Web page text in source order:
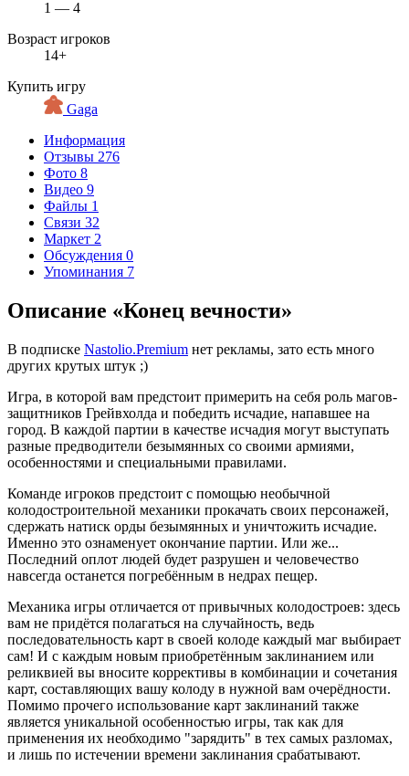
1 — 4
Возраст игроков
14+
Купить игру
Gaga
Информация
Отзывы 276
Фото 8
Видео 9
Файлы 1
Связи 32
Маркет 2
Обсуждения 0
Упоминания 7
Описание «Конец вечности»
В подписке Nastolio.Premium нет рекламы, зато есть много
других крутых штук ;)
Игра, в которой вам предстоит примерить на себя роль магов-
защитников Грейвхолда и победить исчадие, напавшее на
город. В каждой партии в качестве исчадия могут выступать
разные предводители безымянных со своими армиями,
особенностями и специальными правилами.
Команде игроков предстоит с помощью необычной
колодостроительной механики прокачать своих персонажей,
сдержать натиск орды безымянных и уничтожить исчадие.
Именно это ознаменует окончание партии. Или же...
Последний оплот людей будет разрушен и человечество
навсегда останется погребённым в недрах пещер.
Механика игры отличается от привычных колодостроев: здесь
вам не придётся полагаться на случайность, ведь
последовательность карт в своей колоде каждый маг выбирает
сам! И с каждым новым приобретённым заклинанием или
реликвией вы вносите коррективы в комбинации и сочетания
карт, составляющих вашу колоду в нужной вам очерёдности.
Помимо прочего использование карт заклинаний также
является уникальной особенностью игры, так как для
применения их необходимо "зарядить" в тех самых разломах,
и лишь по истечении времени заклинания срабатывают.